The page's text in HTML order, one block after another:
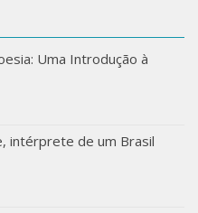
Uma Introdução à
intérprete de um Brasil